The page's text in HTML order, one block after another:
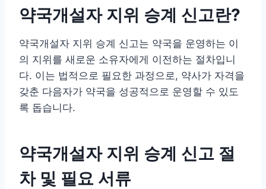
약국개설자 지위 승계 신고란?
약국개설자 지위 승계 신고는 약국을 운영하는 이
의 지위를 새로운 소유자에게 이전하는 절차입니
다. 이는 법적으로 필요한 과정으로, 약사가 자격을
갖춘 다음자가 약국을 성공적으로 운영할 수 있도
록 돕습니다.
약국개설자 지위 승계 신고 절
차 및 필요 서류